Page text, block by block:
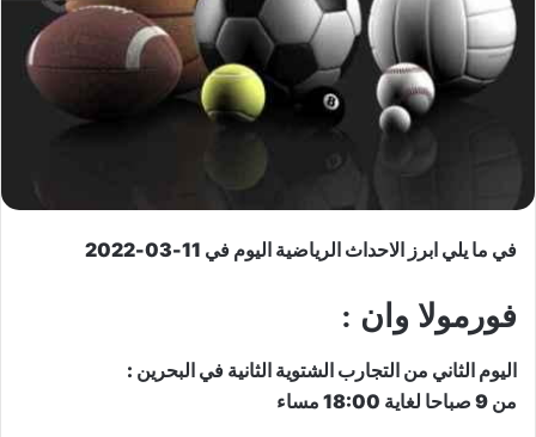
في ما يلي ابرز الاحداث الرياضية اليوم في 11-03-2022
فورمولا وان :
اليوم الثاني من التجارب الشتوية الثانية في البحرين :
من 9 صباحا لغاية 18:00 مساء